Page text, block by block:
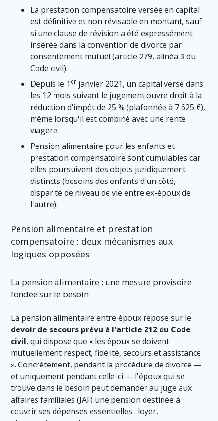
La prestation compensatoire versée en capital
est définitive et non révisable en montant, sauf
si une clause de révision a été expressément
insérée dans la convention de divorce par
consentement mutuel (article 279, alinéa 3 du
Code civil).
Depuis le 1 er janvier 2021, un capital versé dans
les 12 mois suivant le jugement ouvre droit à la
réduction d'impôt de 25 % (plafonnée à 7 625 €),
même lorsqu'il est combiné avec une rente
viagère.
Pension alimentaire pour les enfants et
prestation compensatoire sont cumulables car
elles poursuivent des objets juridiquement
distincts (besoins des enfants d'un côté,
disparité de niveau de vie entre ex-époux de
l'autre).
Pension alimentaire et prestation
compensatoire : deux mécanismes aux
logiques opposées
La pension alimentaire : une mesure provisoire
fondée sur le besoin
La pension alimentaire entre époux repose sur le
devoir de secours prévu à l'article 212 du Code
civil, qui dispose que « les époux se doivent
mutuellement respect, fidélité, secours et assistance
». Concrètement, pendant la procédure de divorce —
et uniquement pendant celle-ci — l'époux qui se
trouve dans le besoin peut demander au juge aux
affaires familiales (JAF) une pension destinée à
couvrir ses dépenses essentielles : loyer,